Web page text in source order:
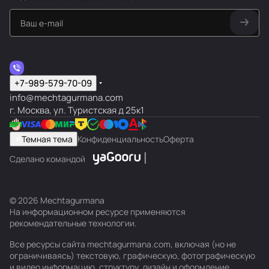
+7-989-579-70-09
info@mechtagurmana.com
г. Москва, ул. Туристская д 25к1
Темная тема КонфиденциальностьОферта
Сделано командой
© 2026 Mechtagurmana
На информационном ресурсе применяются
рекомендательные технологии.
Все ресурсы сайта mechtagurmana.com, включая (но не
ограничиваясь) текстовую, графическую, фотографическую